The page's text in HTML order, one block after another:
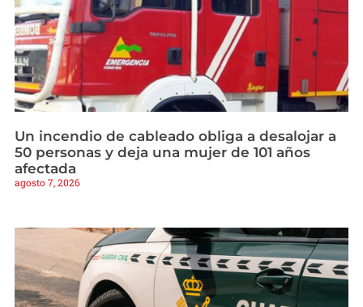
Un incendio de cableado obliga a desalojar a
50 personas y deja una mujer de 101 años
afectada
agosto 7, 2026